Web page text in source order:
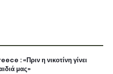
: «Πριν η νικοτίνη γίνει
μας»